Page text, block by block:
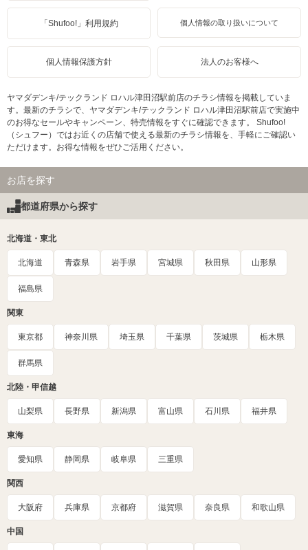
「Shufoo!」利用規約 個人情報の取り扱いについて
個人情報保護方針 法人のお客様へ
ヤマダデンキ/テックランド ロハル津田沼駅前店のチラシ情報を掲載していま
す。最新のチラシで、ヤマダデンキ/テックランド ロハル津田沼駅前店で実施中
のお得なセールやキャンペーン、特売情報をすぐに確認できます。 Shufoo!
（シュフー）ではお近くの店舗で使える最新のチラシ情報を、手軽にご確認い
ただけます。お得な情報をぜひご活用ください。
お店を探す
都道府県から探す
北海道・東北
北海道 青森県 岩手県 宮城県 秋田県 山形県
福島県
関東
東京都 神奈川県 埼玉県 千葉県 茨城県 栃木県
群馬県
北陸・甲信越
山梨県 長野県 新潟県 富山県 石川県 福井県
東海
愛知県 静岡県 岐阜県 三重県
関西
大阪府 兵庫県 京都府 滋賀県 奈良県 和歌山県
中国